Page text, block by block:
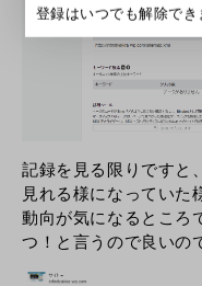
記録を見る限りですと
見れる様になっていた
動向が気になるところ
つ！と言うので良いの
登録はいつでも解除でき